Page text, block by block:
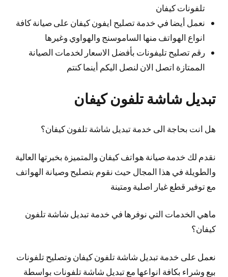
تلفونات كيفان
نعمل أيضا في خدمة تصليح ايفون كيفان على صيانة كافة
انواع الهواتف منها الساموسنج والهواوي وغيرها
رقم تصليح تليفونات بأفضل الاسعار لخدمات الصيانة
الممتازة اتصل الان لنصل اليكم أينما كنتم
تبديل شاشة تلفون كيفان
هل انت بحاجة الى خدمة تبديل شاشة تلفون كيفان؟
نقدم لك خدمة صيانة هواتف كيفان والمتميزة بخبرتها العالية
والطويلة في هذا المجال حيث نقوم بتصليح وصيانة الهواتف
مع توفير قطع غيار اصلية ومتينة
ماهي الخدمات التي نوفرها في خدمة تبديل شاشة تلفون
كيفان؟
نعمل على خدمة تبديل شاشة تلفون كيفان وتصليح تلفونات
بيع وشراء بكافة انواعها مع تبديل شاشة تلفونات بواسطة